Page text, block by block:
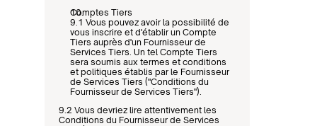
Comptes Tiers
9.1 Vous pouvez avoir la possibilité de
vous inscrire et d'établir un Compte
Tiers auprès d'un Fournisseur de
Services Tiers. Un tel Compte Tiers
sera soumis aux termes et conditions
et politiques établis par le Fournisseur
de Services Tiers ("Conditions du
Fournisseur de Services Tiers").
9.2 Vous devriez lire attentivement les
Conditions du Fournisseur de Services